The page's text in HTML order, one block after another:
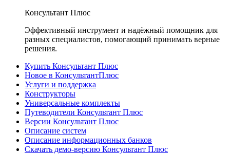
Консультант Плюс
Эффективный инструмент и надёжный помощник для
разных специалистов, помогающий принимать верные
решения.
Купить Консультант Плюс
Новое в КонсультантПлюс
Услуги и поддержка
Конструкторы
Универсальные комплекты
Путеводители Консультант Плюс
Версии Консультант Плюс
Описание систем
Описание информационных банков
Скачать демо-версию Консультант Плюс